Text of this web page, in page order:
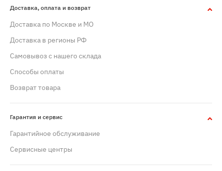
Доставка, оплата и возврат
Доставка по Москве и МО
Доставка в регионы РФ
Самовывоз с нашего склада
Способы оплаты
Возврат товара
Гарантия и сервис
Гарантийное обслуживание
Сервисные центры